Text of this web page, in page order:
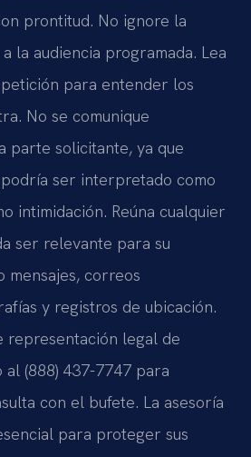
prontitud. No ignore la
la audiencia programada. Lea
para entender los
No se comunique
parte solicitante, ya que
ser interpretado como
intimidación. Reúna cualquier
ser relevante para su
mensajes, correos
y registros de ubicación.
representación legal de
al (888) 437-7747 para
con el bufete. La asesoría
para proteger sus